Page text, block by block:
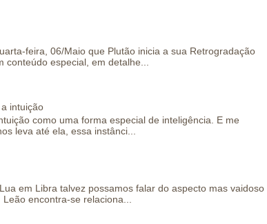
feira, 06/Maio que Plutão inicia a sua Retrogradação
conteúdo especial, em detalhe...
intuição
como uma forma especial de inteligência. E me
leva até ela, essa instânci...
em Libra talvez possamos falar do aspecto mas vaidoso
encontra-se relaciona...